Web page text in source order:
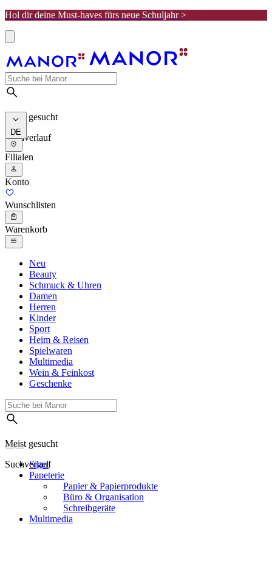
Hol dir deine Must-haves fürs neue Schuljahr >
Meist gesucht
Suchverlauf
DE
Filialen
Konto
Wunschlisten
Warenkorb
Neu
Beauty
Schmuck & Uhren
Damen
Herren
Kinder
Sport
Heim & Reisen
Spielwaren
Multimedia
Wein & Feinkost
Geschenke
Meist gesucht
Suchverlauf
Sigel
Papeterie
Papier & Papierprodukte
Büro & Organisation
Schreibgeräte
Multimedia